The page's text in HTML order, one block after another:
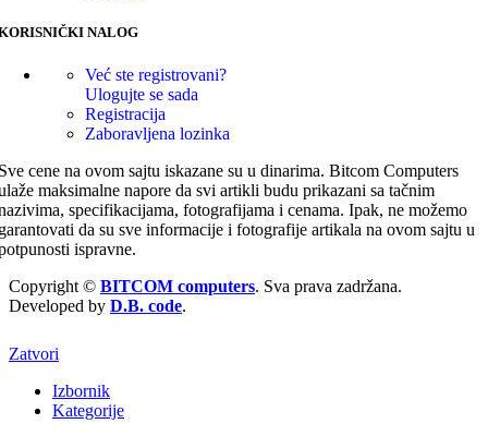
NALOG
Već ste registrovani?
Ulogujte se sada
Registracija
Zaboravljena lozinka
cene na ovom sajtu iskazane su u dinarima. Bitcom Computers
maksimalne napore da svi artikli budu prikazani sa tačnim
specifikacijama, fotografijama i cenama. Ipak, ne možemo
da su sve informacije i fotografije artikala na ovom sajtu u
ispravne.
Copyright © BITCOM computers. Sva prava zadržana.
Developed by D.B. code.
Zatvori
Izbornik
Kategorije